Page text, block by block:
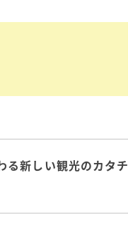
新しい観光のカタチ